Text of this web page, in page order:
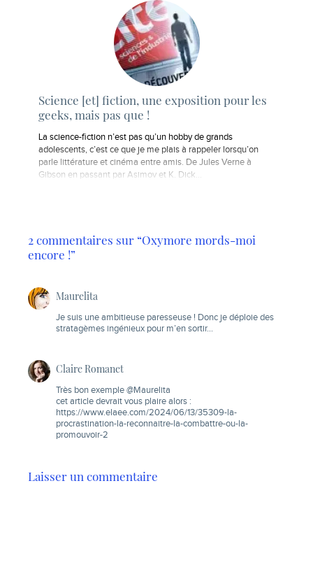
Science [et] fiction, une exposition pour les
geeks, mais pas que !
La science-fiction n’est pas qu’un hobby de grands
adolescents, c’est ce que je me plais à rappeler lorsqu’on
parle littérature et cinéma entre amis. De Jules Verne à
Gibson en passant par Asimov et K. Dick...
2 commentaires sur “Oxymore mords-moi
encore !”
Maurelita
Je suis une ambitieuse paresseuse ! Donc je déploie des
stratagèmes ingénieux pour m’en sortir…
Claire Romanet
Très bon exemple @Maurelita
cet article devrait vous plaire alors :
https://www.elaee.com/2024/06/13/35309-la-
procrastination-la-reconnaitre-la-combattre-ou-la-
promouvoir-2
Laisser un commentaire